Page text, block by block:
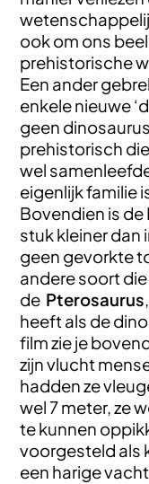
ook om ons
prehistorische
Een ander
enkele nieuwe
geen
prehistorisch
wel
eigenlijk familie
Bovendien is de
stuk kleiner dan
geen gevorkte
andere soort
de Pterosaurus
heeft als de
film zie je
zijn vlucht
hadden ze
wel 7 meter, ze
te kunnen
voorgesteld als
een harige